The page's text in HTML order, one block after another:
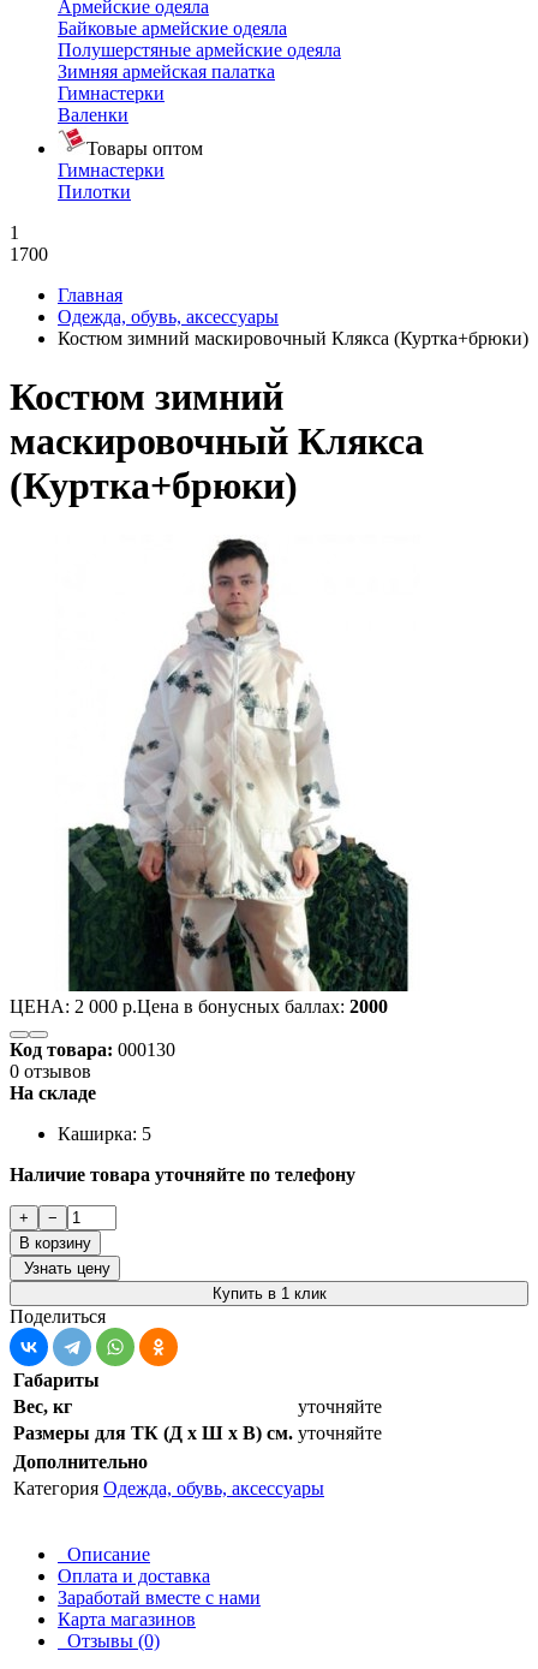
Армейские одеяла
Байковые армейские одеяла
Полушерстяные армейские одеяла
Зимняя армейская палатка
Гимнастерки
Валенки
Товары оптом
Гимнастерки
Пилотки
1
1700
Главная
Одежда, обувь, аксессуары
Костюм зимний маскировочный Клякса (Куртка+брюки)
Костюм зимний
маскировочный Клякса
(Куртка+брюки)
ЦЕНА: 2 000 р.Цена в бонусных баллах: 2000
Код товара: 000130
0 отзывов
На складе
Каширка: 5
Наличие товара уточняйте по телефону
+
−
В корзину
Узнать цену
Купить в 1 клик
Поделиться
Габариты
Вес, кг
уточняйте
Размеры для ТК (Д х Ш х В) см. уточняйте
Дополнительно
Категория Одежда, обувь, аксессуары
Описание
Оплата и доставка
Заработай вместе с нами
Карта магазинов
Отзывы (0)